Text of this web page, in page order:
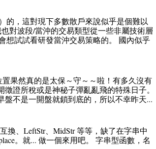
的，這對現下多數散戶來說似乎是個難以
對波段/當沖的交易類型從一些非屬技術層
想試試看研發當沖交易策略的。 國內似乎
果然真的是太保～守～～啦！有多久沒有
證所稅或是神秘子彈亂亂飛的特殊日子。
不是一開盤就鎖到底的，所以不幸昨天...
換、LeftStr、MidStr 等等，缺了在字串中
。就... 做一個來用吧。 字串型函數，名